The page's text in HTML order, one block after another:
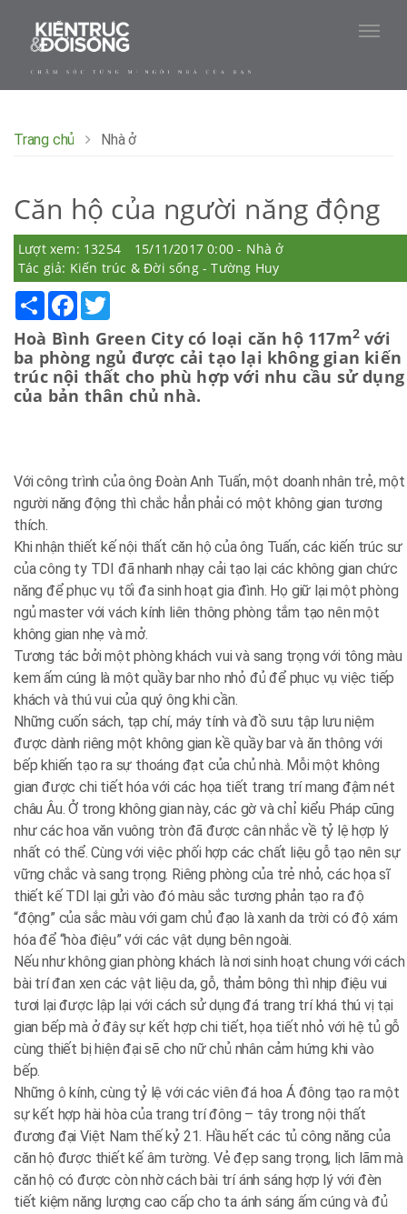
Trang chủ Nhà ở
Căn hộ của người năng động
Lượt xem: 13254
15/11/2017 0:00 - Nhà ở
Tác giả: Kiến trúc & Đời sống - Tường Huy
Share Facebook
Hoà Bình Green City có loại căn hộ 117m2 với
ba phòng ngủ được cải tạo lại không gian kiến
trúc nội thất cho phù hợp với nhu cầu sử dụng
của bản thân chủ nhà.
Với công trình của ông Đoàn Anh Tuấn, một doanh nhân trẻ, một
người năng động thì chắc hẳn phải có một không gian tương
thích.
Khi nhận thiết kế nội thất căn hộ của ông Tuấn, các kiến trúc sư
của công ty TDI đã nhanh nhạy cải tạo lại các không gian chức
năng để phục vụ tối đa sinh hoạt gia đình. Họ giữ lại một phòng
ngủ master với vách kính liên thông phòng tắm tạo nên một
không gian nhẹ và mở.
Tương tác bởi một phòng khách vui và sang trọng với tông màu
kem ấm cúng là một quầy bar nho nhỏ đủ để phục vụ việc tiếp
khách và thú vui của quý ông khi cần.
Những cuốn sách, tạp chí, máy tính và đồ sưu tập lưu niệm
được dành riêng một không gian kề quầy bar và ăn thông với
bếp khiến tạo ra sự thoáng đạt của chủ nhà. Mỗi một không
gian được chi tiết hóa với các họa tiết trang trí mang đậm nét
châu Âu. Ở trong không gian này, các gờ và chỉ kiểu Pháp cũng
như các hoa văn vuông tròn đã được cân nhắc về tỷ lệ hợp lý
nhất có thể. Cùng với việc phối hợp các chất liệu gỗ tạo nên sự
vững chắc và sang trọng. Riêng phòng của trẻ nhỏ, các họa sĩ
thiết kế TDI lại gửi vào đó màu sắc tương phản tạo ra độ
“động” của sắc màu với gam chủ đạo là xanh da trời có độ xám
hóa để “hòa điệu” với các vật dụng bên ngoài.
Nếu như không gian phòng khách là nơi sinh hoạt chung với cách
bài trí đan xen các vật liệu da, gỗ, thảm bông thì nhịp điệu vui
tươi lại được lập lại với cách sử dụng đá trang trí khá thú vị tại
gian bếp mà ở đây sự kết hợp chi tiết, họa tiết nhỏ với hệ tủ gỗ
cùng thiết bị hiện đại sẽ cho nữ chủ nhân cảm hứng khi vào
bếp.
Những ô kính, cùng tỷ lệ với các viên đá hoa Á đông tạo ra một
sự kết hợp hài hòa của trang trí đông – tây trong nội thất
đương đại Việt Nam thế kỷ 21. Hầu hết các tủ công năng của
căn hộ được thiết kế âm tường. Vẻ đẹp sang trọng, lịch lãm mà
căn hộ có được còn nhờ cách bài trí ánh sáng hợp lý với đèn
tiết kiệm năng lượng cao cấp cho ta ánh sáng ấm cúng và đủ